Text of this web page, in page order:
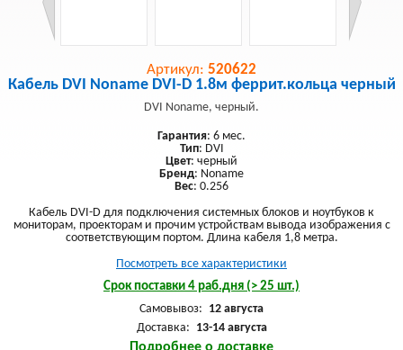
Артикул: 520622
Кабель DVI Noname DVI-D 1.8м феррит.кольца черный
DVI Noname, черный.
Гарантия: 6 мес.
Тип: DVI
Цвет: черный
Бренд: Noname
Вес: 0.256
Кабель DVI-D для подключения системных блоков и ноутбуков к
мониторам, проекторам и прочим устройствам вывода изображения с
соответствующим портом. Длина кабеля 1,8 метра.
Посмотреть все характеристики
Срок поставки 4 раб.дня (> 25 шт.)
Самовывоз: 12 августа
Доставка: 13-14 августа